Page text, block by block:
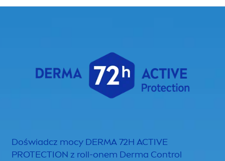
Doświadcz mocy DERMA 72H ACTIVE
PROTECTION z roll-onem Derma Control